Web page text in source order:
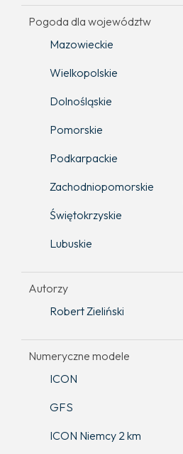
Pogoda dla województw
Mazowieckie
Wielkopolskie
Dolnośląskie
Pomorskie
Podkarpackie
Zachodniopomorskie
Świętokrzyskie
Lubuskie
Autorzy
Robert Zieliński
Numeryczne modele
ICON
GFS
ICON Niemcy 2 km